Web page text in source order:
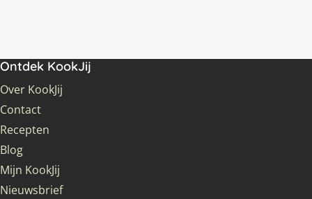
Ontdek KookJij
Over KookJij
Contact
Recepten
Blog
Mijn KookJij
Nieuwsbrief